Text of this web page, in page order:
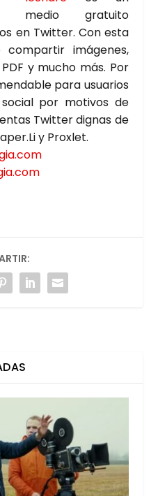
medio gra­tui­to
en Twit­ter. Con esta
imá­ge­nes,
y mucho más. Por
para usua­rios
por moti­vos de
Twit­ter dig­nas de
y Prox­let.